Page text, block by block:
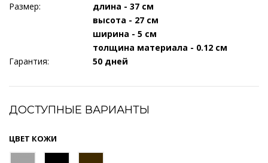
Размер:
длина - 37 см
высота - 27 см
ширина - 5 см
толщина материала - 0.12 см
Гарантия:
50 дней
ДОСТУПНЫЕ ВАРИАНТЫ
ЦВЕТ КОЖИ